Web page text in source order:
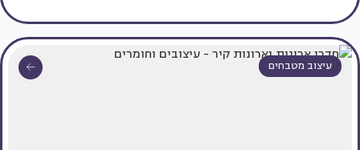
עיצוב מטבחים